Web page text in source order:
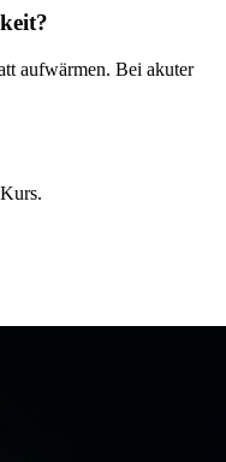
aufwärmen. Bei akuter